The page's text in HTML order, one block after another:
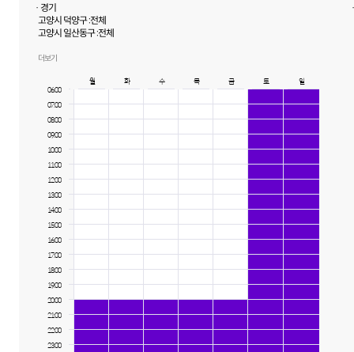
· 경기
고양시 덕양구 :전체
고양시 일산동구 :전체
더보기
월 화 수 목 금 토
일
06:00
07:00
08:00
09:00
10:00
11:00
12:00
13:00
14:00
15:00
16:00
17:00
18:00
19:00
20:00
21:00
22:00
23:00